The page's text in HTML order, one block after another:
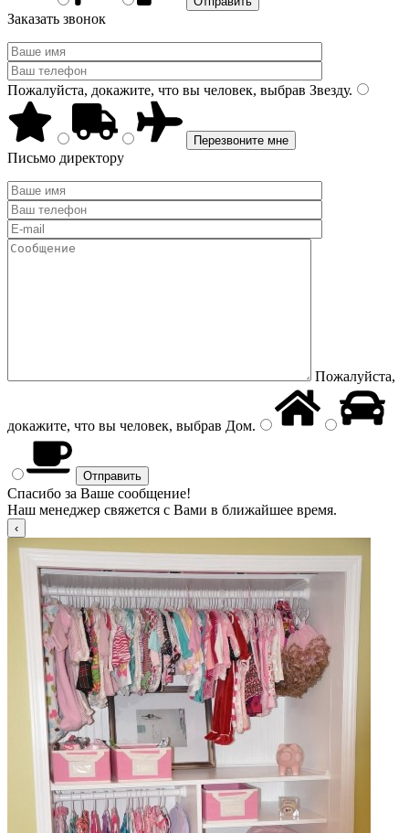
Заказать звонок
Пожалуйста, докажите, что вы человек, выбрав Звезду.
Письмо директору
Пожалуйста,
докажите, что вы человек, выбрав Дом.
Спасибо за Ваше сообщение!
Наш менеджер свяжется с Вами в ближайшее время.